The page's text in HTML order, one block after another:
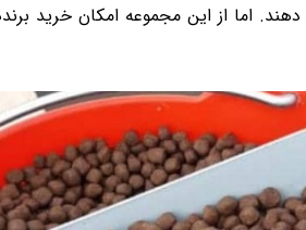
اما از این مجموعه امکان خرید